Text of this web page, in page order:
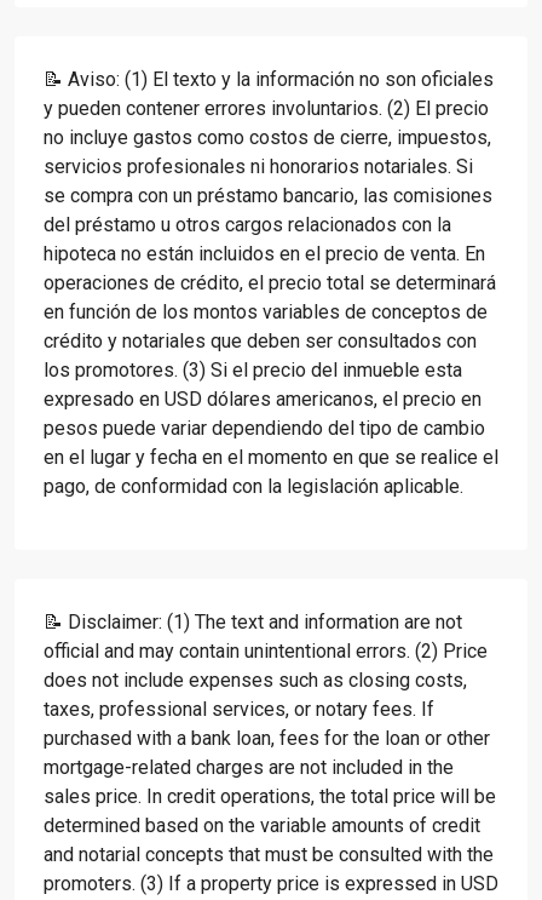
📝 Aviso: (1) El texto y la información no son oficiales
y pueden contener errores involuntarios. (2) El precio
no incluye gastos como costos de cierre, impuestos,
servicios profesionales ni honorarios notariales. Si
se compra con un préstamo bancario, las comisiones
del préstamo u otros cargos relacionados con la
hipoteca no están incluidos en el precio de venta. En
operaciones de crédito, el precio total se determinará
en función de los montos variables de conceptos de
crédito y notariales que deben ser consultados con
los promotores. (3) Si el precio del inmueble esta
expresado en USD dólares americanos, el precio en
pesos puede variar dependiendo del tipo de cambio
en el lugar y fecha en el momento en que se realice el
pago, de conformidad con la legislación aplicable.
📝 Disclaimer: (1) The text and information are not
official and may contain unintentional errors. (2) Price
does not include expenses such as closing costs,
taxes, professional services, or notary fees. If
purchased with a bank loan, fees for the loan or other
mortgage-related charges are not included in the
sales price. In credit operations, the total price will be
determined based on the variable amounts of credit
and notarial concepts that must be consulted with the
promoters. (3) If a property price is expressed in USD